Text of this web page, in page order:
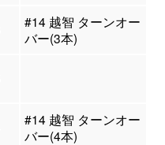
#14 越智 ターンオー
バー(3本)
#14 越智 ターンオー
バー(4本)